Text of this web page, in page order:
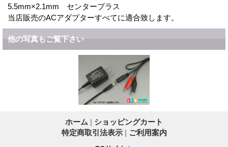
5.5mm×2.1mm センタープラス
当店販売のACアダプターすべてに適合致します。
他の写真もご覧下さい
ホーム | ショッピングカート
特定商取引法表示 | ご利用案内